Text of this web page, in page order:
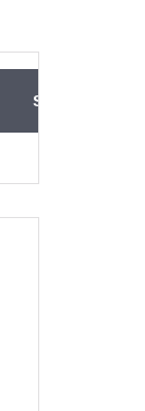
SEARCH